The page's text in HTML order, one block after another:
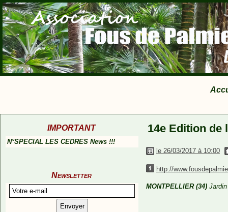
IMPORTANT
N°SPECIAL LES CEDRES News !!!
Newsletter
14e Edition de
le 26/03/2017 à 10:00
http://
MONTPELLIER (34)